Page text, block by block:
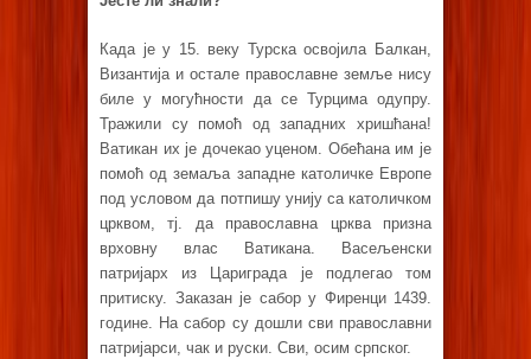
Када је у 15. веку Турска освојила Балкан,
Византија и остале православне земље нису
биле у могућности да се Турцима одупру.
Тражили су помоћ од западних хришћана!
Ватикан их је дочекао уценом. Обећана им је
помоћ од земаља западне католичке Европе
под условом да потпишу унију са католичком
црквом, тј. да православна црква призна
врховну влас Ватикана. Васељенски
патријарх из Цариграда је подлегао том
притиску. Заказан је сабор у Фиренци 1439.
године. На сабор су дошли сви православни
патријарси, чак и руски. Сви, осим српског.